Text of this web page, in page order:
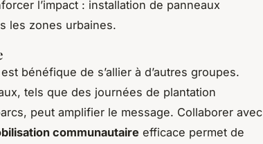
l’impact : installation de panneaux
les zones urbaines.
bénéfique de s’allier à d’autres groupes.
tels que des journées de plantation
peut amplifier le message. Collaborer avec
communautaire efficace permet de